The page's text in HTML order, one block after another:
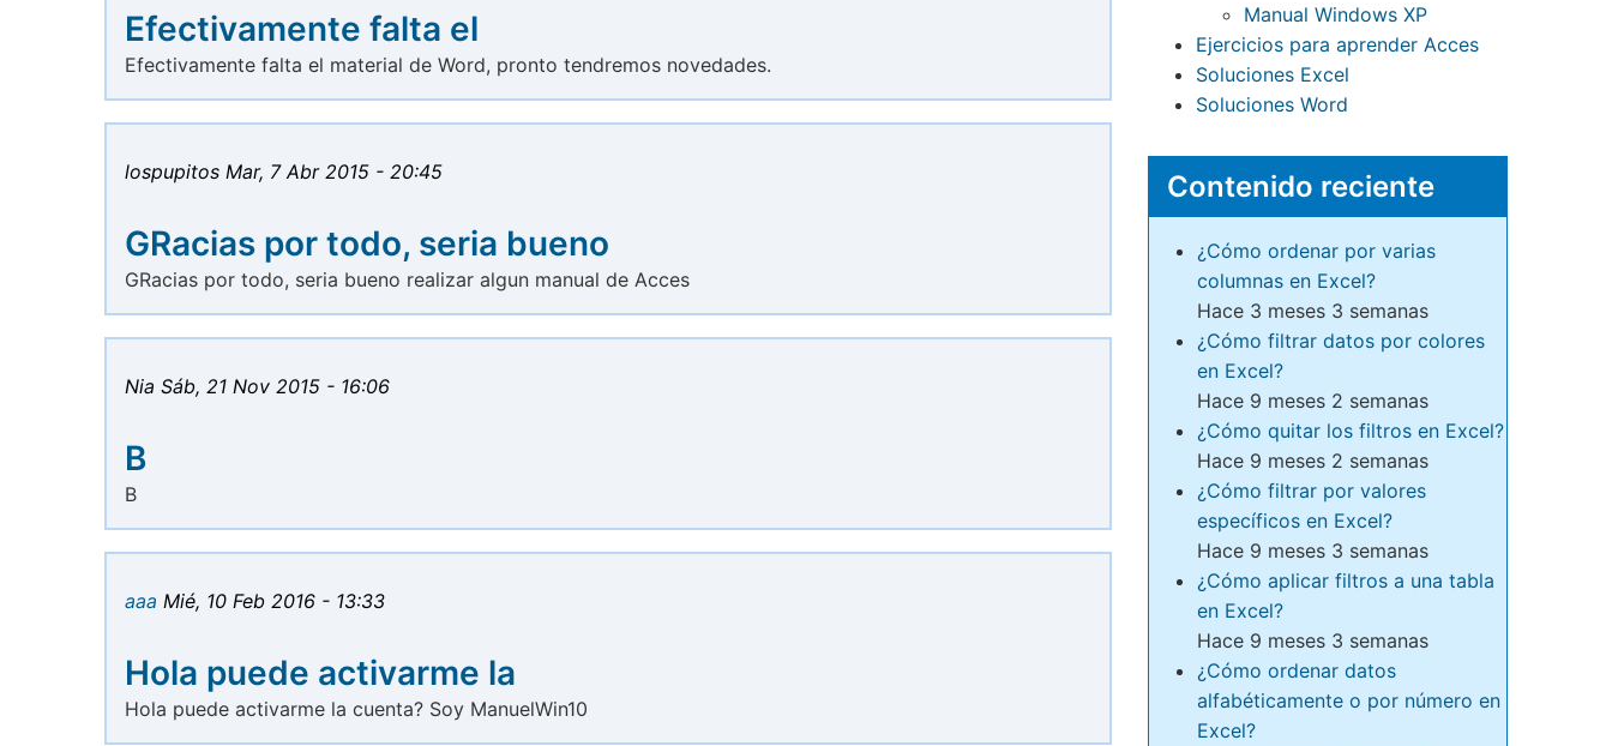
Efectivamente falta el
Efectivamente falta el material de Word, pronto tendremos novedades.
lospupitos Mar, 7 Abr 2015 - 20:45
GRacias por todo, seria bueno
GRacias por todo, seria bueno realizar algun manual de Acces
Nia Sáb, 21 Nov 2015 - 16:06
B
B
aaa Mié, 10 Feb 2016 - 13:33
Hola puede activarme la
Hola puede activarme la cuenta? Soy ManuelWin10
Manual Windows XP
Ejercicios para aprender Acces
Soluciones Excel
Soluciones Word
Contenido reciente
¿Cómo ordenar por varias
columnas en Excel?
Hace 3 meses 3 semanas
¿Cómo filtrar datos por colores
en Excel?
Hace 9 meses 2 semanas
¿Cómo quitar los filtros en Excel?
Hace 9 meses 2 semanas
¿Cómo filtrar por valores
específicos en Excel?
Hace 9 meses 3 semanas
¿Cómo aplicar filtros a una tabla
en Excel?
Hace 9 meses 3 semanas
¿Cómo ordenar datos
alfabéticamente o por número en
Excel?